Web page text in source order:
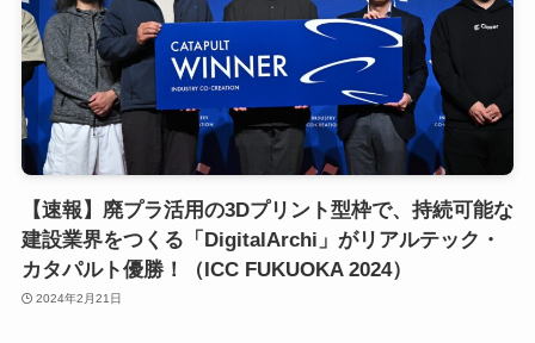
【速報】廃プラ活用の3Dプリント型枠で、持続可能な
建設業界をつくる「DigitalArchi」がリアルテック・
カタパルト優勝！（ICC FUKUOKA 2024）
2024年2月21日